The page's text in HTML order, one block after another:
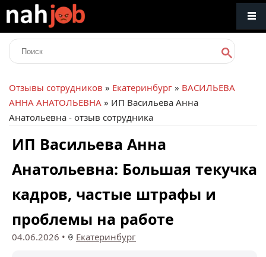
Отзывы сотрудников » Екатеринбург » ВАСИЛЬЕВА
АННА АНАТОЛЬЕВНА » ИП Васильева Анна
Анатольевна - отзыв сотрудника
ИП Васильева Анна
Анатольевна: Большая текучка
кадров, частые штрафы и
проблемы на работе
04.06.2026 • Екатеринбург